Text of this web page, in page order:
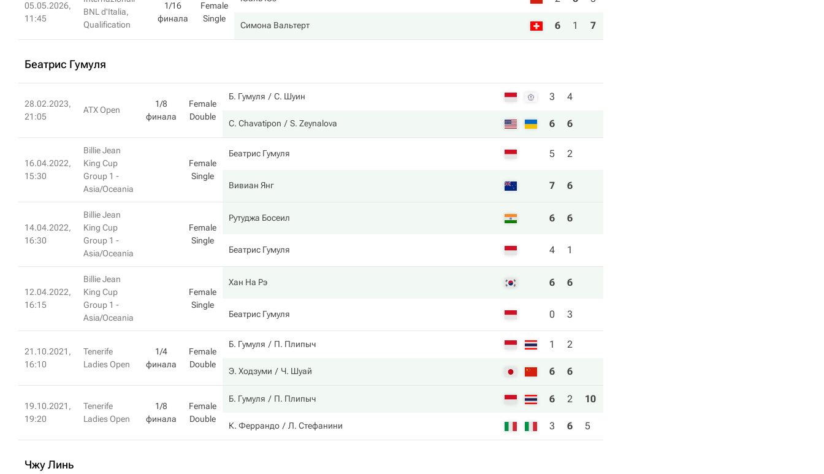
05.05.2026,
11:45
BNL d'Italia,
Qualification
1/16
финала
Female
Single
Симона Вальтерт 6 1 7
Беатрис Гумуля
28.02.2023,
21:05
ATX Open
1/8
финала
Female
Double
Б. Гумуля С. Шуин 3 4
C. Chavatipon S. Zeynalova 6 6
16.04.2022,
15:30
Billie Jean
King Cup
Group 1 -
Asia/Oceania
Female
Single
Беатрис Гумуля 5 2
Вивиан Янг 7 6
14.04.2022,
16:30
Billie Jean
King Cup
Group 1 -
Asia/Oceania
Female
Single
Рутуджа Босеил 6 6
Беатрис Гумуля 4 1
12.04.2022,
16:15
Billie Jean
King Cup
Group 1 -
Asia/Oceania
Female
Single
Хан На Рэ 6 6
Беатрис Гумуля 0 3
21.10.2021,
16:10
Tenerife
Ladies Open
1/4
финала
Female
Double
Б. Гумуля П. Плипыч 1 2
Э. Ходзуми Ч. Шуай 6 6
19.10.2021,
19:20
Tenerife
Ladies Open
1/8
финала
Female
Double
Б. Гумуля П. Плипыч 6 2 10
К. Феррандо Л. Стефанини 3 6 5
Чжу Линь